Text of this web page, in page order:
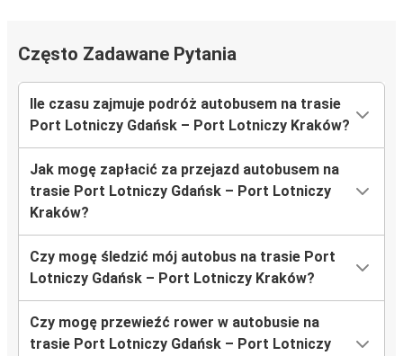
Często Zadawane Pytania
Ile czasu zajmuje podróż autobusem na trasie
Port Lotniczy Gdańsk – Port Lotniczy Kraków?
Jak mogę zapłacić za przejazd autobusem na
trasie Port Lotniczy Gdańsk – Port Lotniczy
Kraków?
Czy mogę śledzić mój autobus na trasie Port
Lotniczy Gdańsk – Port Lotniczy Kraków?
Czy mogę przewieźć rower w autobusie na
trasie Port Lotniczy Gdańsk – Port Lotniczy